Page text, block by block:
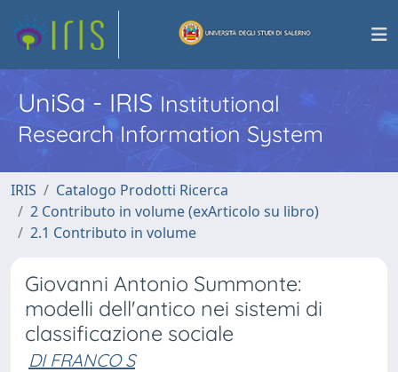
UniSa - IRISInstitutional
Research Information System
IRIS
Catalogo Prodotti Ricerca
2 Contributo in volume (exArticolo su libro)
2.1 Contributo in volume
Giovanni Antonio Summonte:
modelli dell'antico nei sistemi di
classificazione sociale
DI FRANCO S